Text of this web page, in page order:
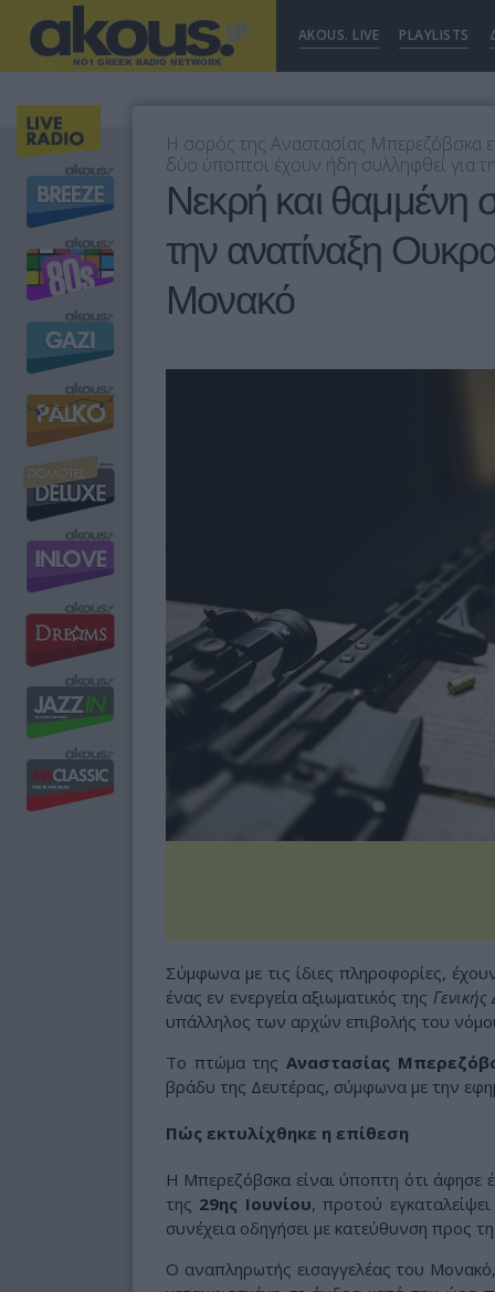
AKOUS. LIVE PLAYLISTS
Η σορός της Αναστασίας Μπερεζόβσκα
δύο ύποπτοι έχουν ήδη συλληφθεί για
Νεκρή και θαμμένη
την ανατίναξη
Μονακό
Σύμφωνα με τις ίδιες πληροφορίες,
ένας εν ενεργεία αξιωματικός της
υπάλληλος των αρχών επιβολής του
Το πτώμα της Αναστασίας
βράδυ της Δευτέρας, σύμφωνα με την
Πώς εκτυλίχθηκε η επίθεση
Η Μπερεζόβσκα είναι ύποπτη ότι άφησε
της 29ης Ιουνίου, προτού
συνέχεια οδηγήσει με κατεύθυνση προς
Ο αναπληρωτής εισαγγελέας του